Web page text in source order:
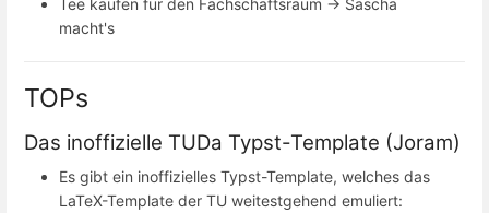
Tee kaufen für den Fachschaftsraum -> Sascha
macht's
TOPs
Das inoffizielle TUDa Typst-Template (Joram)
Es gibt ein inoffizielles Typst-Template, welches das
LaTeX-Template der TU weitestgehend emuliert: